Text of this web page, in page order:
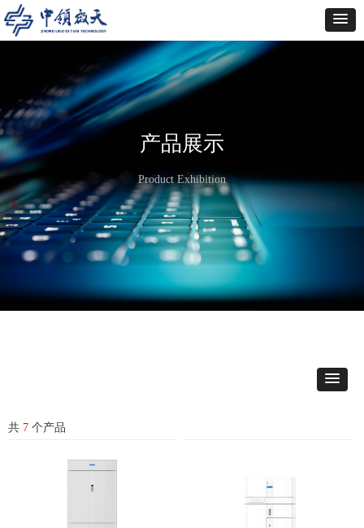
共 7 个产品
产品展示
Product Exhibition